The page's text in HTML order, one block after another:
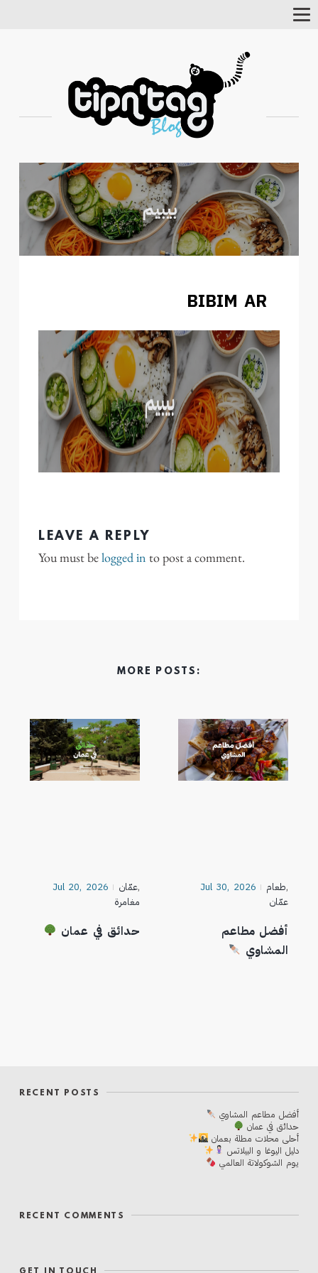
Toggle
BIBIM AR
LEAVE A REPLY
You must belogged in to post a comment.
MORE POSTS:
Jul 30, 2026 طعام,
عمّان
أفضل مطاعم
المشاوي
Jul 20, 2026 عمّان,
مغامرة
حدائق في عمان
RECENT POSTS
أفضل مطاعم المشاوي
حدائق في عمان
أحلی محلات مطلة بعمان
دليل اليوغا و البيلاتس
يوم الشوكولاتة العالمي
RECENT COMMENTS